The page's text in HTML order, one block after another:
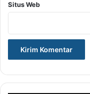
Situs Web